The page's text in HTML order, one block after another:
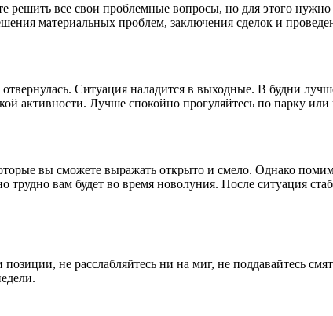
все свои проблемные вопросы, но для этого
материальных проблем, заключения сделок и
Ситуация наладится в выходные. В будни
активности. Лучше спокойно прогуляйтесь по парку или
вы сможете выражать открыто и смело. Однако
вам будет во время новолуния. После ситуация
не расслабляйтесь ни на миг, не поддавайтесь